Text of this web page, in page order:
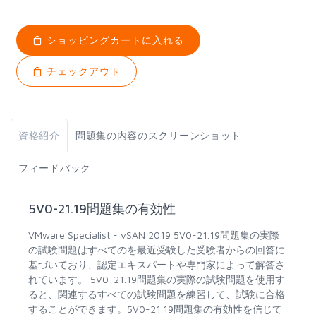
ショッピングカートに入れる
チェックアウト
資格紹介 問題集の内容のスクリーンショット
フィードバック
5V0-21.19問題集の有効性
VMware Specialist - vSAN 2019 5V0-21.19問題集の実際
の試験問題はすべてのを最近受験した受験者からの回答に
基づいており、認定エキスパートや専門家によって解答さ
れています。 5V0-21.19問題集の実際の試験問題を使用す
ると、関連するすべての試験問題を練習して、試験に合格
することができます。5V0-21.19問題集の有効性を信じて